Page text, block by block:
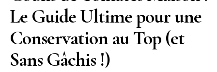
Le Guide Ultime pour une
Conservation au Top (et
Sans Gâchis !)